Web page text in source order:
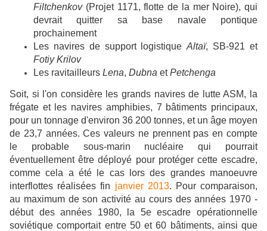
Filtchenkov(Projet 1171, flotte de la mer Noire), qui
devrait quitter sa base navale pontique
prochainement
Les navires de support logistiqueAltaï, SB-921 et
Fotiy Krilov
Les ravitailleurs Lena, Dubna etPetchenga
Soit, si l'on considère les grands navires de lutte ASM, la
frégate et les navires amphibies, 7 bâtiments principaux,
pour un tonnage d'environ 36 200 tonnes, et un âge moyen
de 23,7 années. Ces valeurs ne prennent pas en compte
le probable sous-marin nucléaire qui pourrait
éventuellement être déployé pour protéger cette escadre,
comme cela a été le cas lors des grandes manoeuvre
interflottes réalisées fin janvier 2013. Pour comparaison,
au maximum de son activité au cours des années 1970 -
début des années 1980, la 5e escadre opérationnelle
soviétique comportait entre 50 et 60 bâtiments, ainsi que